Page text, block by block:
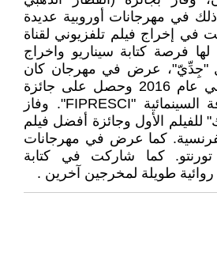
في مهرجانات أوروبية عديدة
في إخراج فيلم تلفزيوني لقناة
فرصة كتابة سيناريو واخراج
"جِدِّيّ"، عرض في مهرجان كان
قسم "أسبوع النقاد" في عام 2016 وحصل على جائزة
الاتحاد الدولي للصحافة السينمائية "FIPRESCI". وفاز
للفيلم الأول وجائزة أفضل فيلم
كما عرض في مهرجانات
كما شاركت في كتابة
روائية طويلة لمخرجين آخرين .